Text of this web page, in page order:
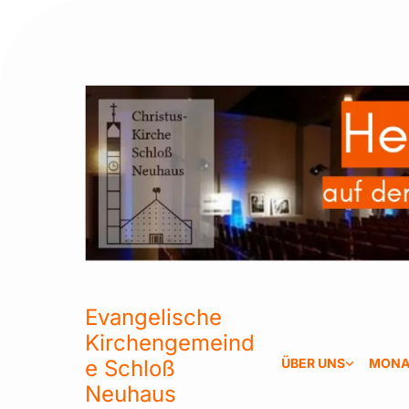
Evangelische
Kirchengemeind
e Schloß
Neuhaus
ÜBER UNS